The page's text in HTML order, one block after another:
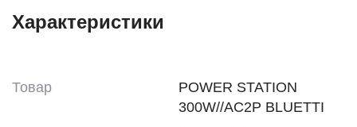
Характеристики
Товар
POWER STATION
300W//AC2P BLUETTI